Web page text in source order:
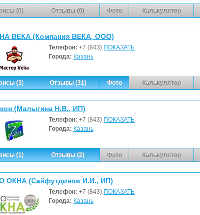
(0) Отзывы (0) Фото Калькулятор
ВЕКА (Компания ВЕКА, ООО)
Телефон: +7 (843) ПОКАЗАТЬ
Города: Казань
(3) Отзывы (31) Фото Калькулятор
(Малыгина Н.В., ИП)
Телефон: +7 (843) ПОКАЗАТЬ
Города: Казань
(1) Отзывы (2) Фото Калькулятор
ОКНА (Сайфутдинов И.И., ИП)
Телефон: +7 (843) ПОКАЗАТЬ
Города: Казань